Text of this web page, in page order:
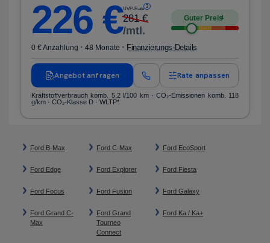
226 €UVP-Rate 3
281€
/mtl.
Guter Preis4
0 € Anzahlung · 48 Monate · Finanzierungs-Details
Angebot anfragen Rate anpassen
Kraftstoffverbrauch komb. 5,2 l/100 km · CO₂-Emissionen komb. 118
g/km · CO₂-Klasse D · WLTP*
Ford B-Max Ford C-Max Ford EcoSport
Ford Edge Ford Explorer Ford Fiesta
Ford Focus Ford Fusion Ford Galaxy
Ford Grand C-
Max
Ford Grand
Tourneo
Connect
Ford Ka / Ka+